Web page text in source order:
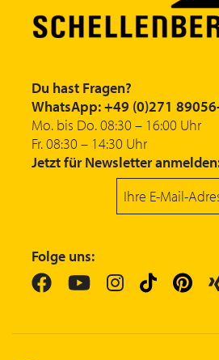
Du hast Fragen?
WhatsApp: +49 (0)271
Mo. bis Do. 08:30 – 16:00 Uhr
Fr. 08:30 – 14:30 Uhr
Jetzt für Newsletter
Folge uns: